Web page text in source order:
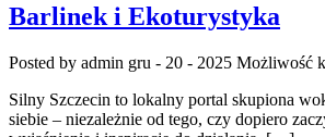
Barlinek i Ekoturystyka
Posted by admin gru - 20 - 2025 Możliwość
Silny Szczecin to lokalny portal skupiona
siebie – niezależnie od tego, czy dopiero